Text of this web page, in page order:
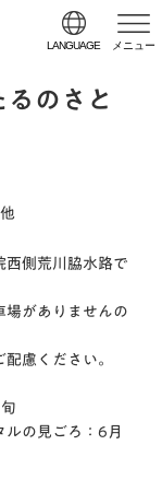
LANGUAGE メニュー
のさと
西側荒川脇水路で
場がありませんの
慮ください。
の見ごろ：6月